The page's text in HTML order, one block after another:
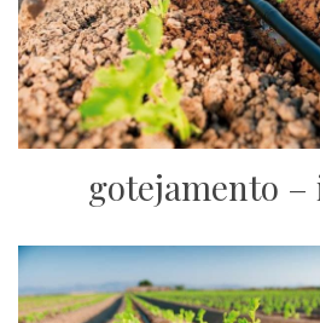
gotejamento